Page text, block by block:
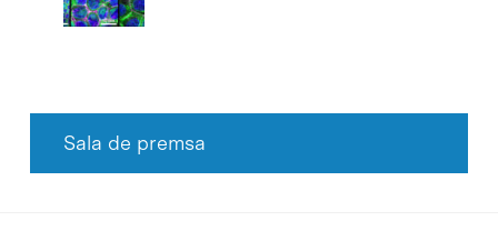
Sala de premsa